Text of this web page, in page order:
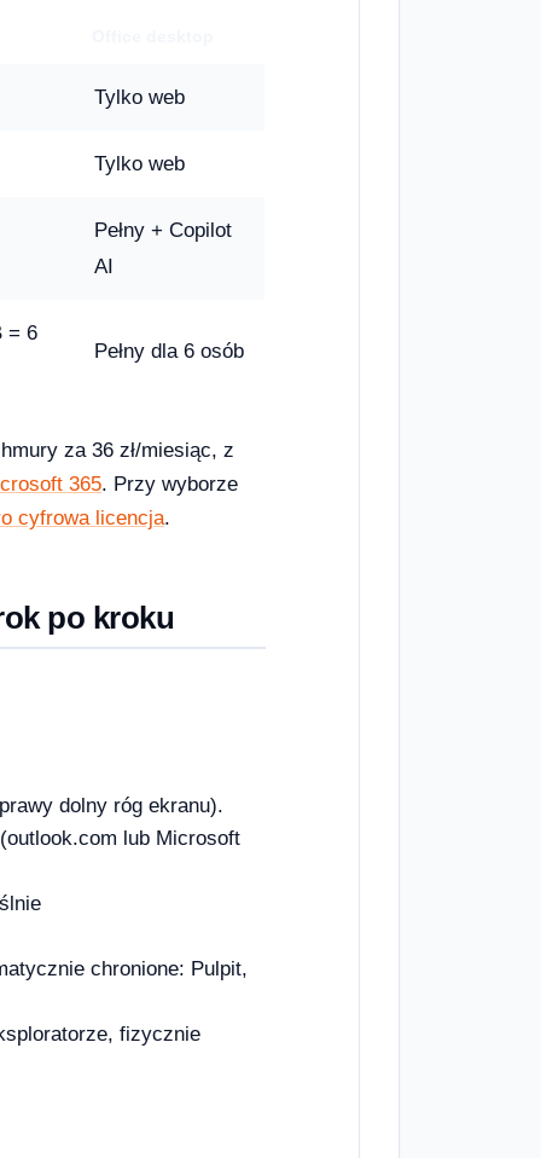
Tylko web
Tylko web
Pełny + Copilot
AI
= 6
Pełny dla 6 osób
za 36 zł/miesiąc, z
365. Przy wyborze
cyfrowa licencja.
po kroku
dolny róg ekranu).
lub Microsoft
chronione: Pulpit,
fizycznie